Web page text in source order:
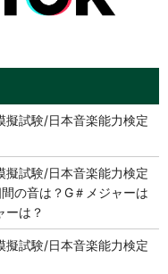
擬試験/日本音楽能力検定
擬試験/日本音楽能力検定
の音は？G＃メジャーは
ーは？
擬試験/日本音楽能力検定